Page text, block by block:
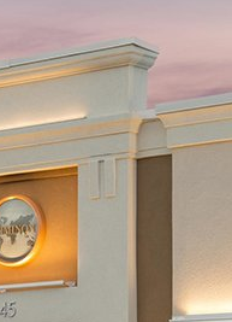
de
Criminon
Narconon
La Verdad Sobre las
Unidos por los Derechos
Comisión de
Derechos Humanos
La